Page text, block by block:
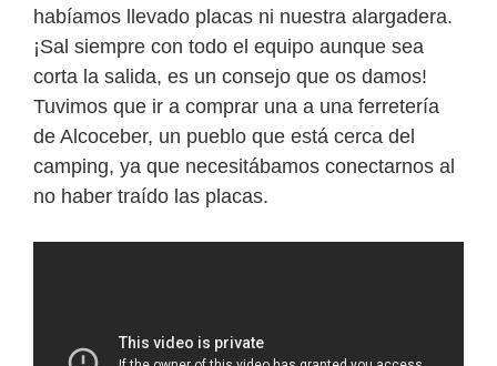
habíamos llevado placas ni nuestra alargadera.
¡Sal siempre con todo el equipo aunque sea
corta la salida, es un consejo que os damos!
Tuvimos que ir a comprar una a una ferretería
de Alcoceber, un pueblo que está cerca del
camping, ya que necesitábamos conectarnos al
no haber traído las placas.